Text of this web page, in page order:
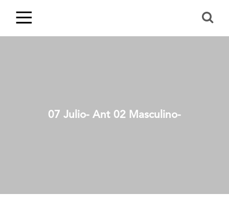
07 Julio- Ant 02 Masculino-